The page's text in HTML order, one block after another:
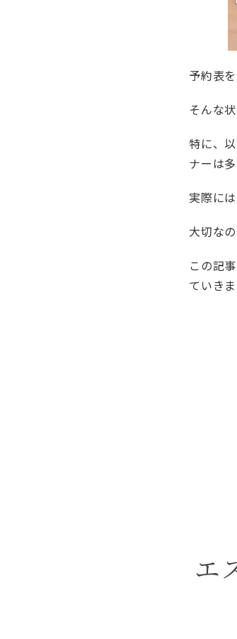
予約表
そんな
特に、
ナーは多
実際に
大切な
この記事
ていきま
エ